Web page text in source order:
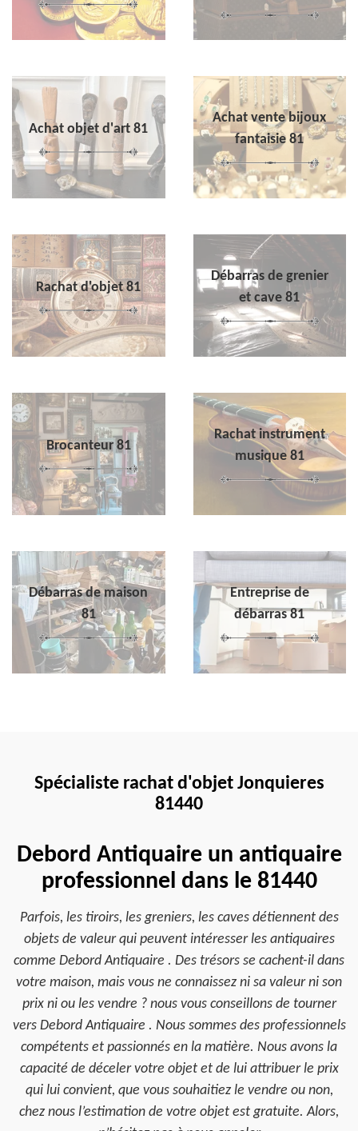
Achat objet d'art 81
Achat vente bijoux
fantaisie 81
Rachat d'objet 81
Débarras de grenier
et cave 81
Brocanteur 81
Rachat instrument
musique 81
Débarras de maison
81
Entreprise de
débarras 81
Spécialiste rachat d'objet Jonquieres
81440
Debord Antiquaire un antiquaire
professionnel dans le 81440
Parfois, les tiroirs, les greniers, les caves détiennent des
objets de valeur qui peuvent intéresser les antiquaires
comme Debord Antiquaire . Des trésors se cachent-il dans
votre maison, mais vous ne connaissez ni sa valeur ni son
prix ni ou les vendre ? nous vous conseillons de tourner
vers Debord Antiquaire . Nous sommes des professionnels
compétents et passionnés en la matière. Nous avons la
capacité de déceler votre objet et de lui attribuer le prix
qui lui convient, que vous souhaitiez le vendre ou non,
chez nous l’estimation de votre objet est gratuite. Alors,